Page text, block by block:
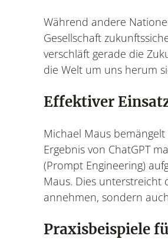
Während andere
Gesellschaft
verschläft gerade die
die Welt um uns herum
Effektiver
Michael Maus
Ergebnis von ChatGPT
(Prompt Engineering)
Maus. Dies unterstreicht
annehmen, sondern
Praxisbeispiele